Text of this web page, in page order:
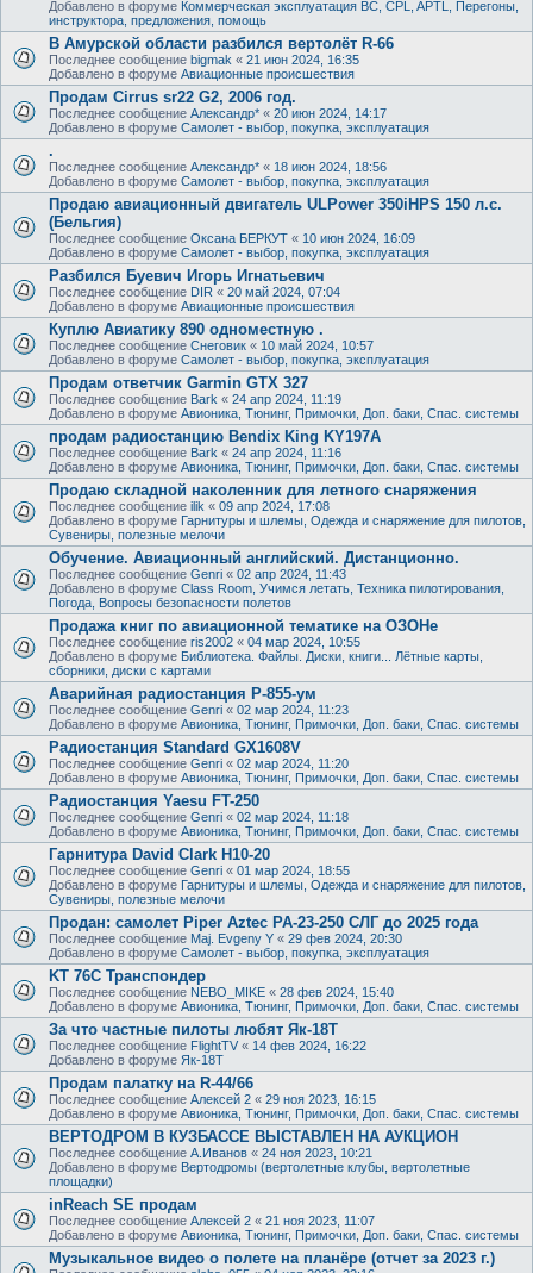
Добавлено в форуме Коммерческая эксплуатация ВС, CPL, APTL, Перегоны,
инструктора, предложения, помощь
В Амурской области разбился вертолёт R-66
Последнее сообщение bigmak « 21 июн 2024, 16:35
Добавлено в форуме Авиационные происшествия
Продам Cirrus sr22 G2, 2006 год.
Последнее сообщение Александр* « 20 июн 2024, 14:17
Добавлено в форуме Самолет - выбор, покупка, эксплуатация
.
Последнее сообщение Александр* « 18 июн 2024, 18:56
Добавлено в форуме Самолет - выбор, покупка, эксплуатация
Продаю авиационный двигатель ULPower 350iHPS 150 л.с.
(Бельгия)
Последнее сообщение Оксана БЕРКУТ « 10 июн 2024, 16:09
Добавлено в форуме Самолет - выбор, покупка, эксплуатация
Разбился Буевич Игорь Игнатьевич
Последнее сообщение DIR « 20 май 2024, 07:04
Добавлено в форуме Авиационные происшествия
Куплю Авиатику 890 одноместную .
Последнее сообщение Снеговик « 10 май 2024, 10:57
Добавлено в форуме Самолет - выбор, покупка, эксплуатация
Продам ответчик Garmin GTX 327
Последнее сообщение Bark « 24 апр 2024, 11:19
Добавлено в форуме Авионика, Тюнинг, Примочки, Доп. баки, Спас. системы
продам радиостанцию Bendix King KY197A
Последнее сообщение Bark « 24 апр 2024, 11:16
Добавлено в форуме Авионика, Тюнинг, Примочки, Доп. баки, Спас. системы
Продаю складной наколенник для летного снаряжения
Последнее сообщение ilik « 09 апр 2024, 17:08
Добавлено в форуме Гарнитуры и шлемы, Одежда и снаряжение для пилотов,
Сувениры, полезные мелочи
Обучение. Авиационный английский. Дистанционно.
Последнее сообщение Genri « 02 апр 2024, 11:43
Добавлено в форуме Class Room, Учимся летать, Техника пилотирования,
Погода, Вопросы безопасности полетов
Продажа книг по авиационной тематике на ОЗОНе
Последнее сообщение ris2002 « 04 мар 2024, 10:55
Добавлено в форуме Библиотека. Файлы. Диски, книги... Лётные карты,
сборники, диски с картами
Аварийная радиостанция Р-855-ум
Последнее сообщение Genri « 02 мар 2024, 11:23
Добавлено в форуме Авионика, Тюнинг, Примочки, Доп. баки, Спас. системы
Радиостанция Standard GX1608V
Последнее сообщение Genri « 02 мар 2024, 11:20
Добавлено в форуме Авионика, Тюнинг, Примочки, Доп. баки, Спас. системы
Радиостанция Yaesu FT-250
Последнее сообщение Genri « 02 мар 2024, 11:18
Добавлено в форуме Авионика, Тюнинг, Примочки, Доп. баки, Спас. системы
Гарнитура David Clark H10-20
Последнее сообщение Genri « 01 мар 2024, 18:55
Добавлено в форуме Гарнитуры и шлемы, Одежда и снаряжение для пилотов,
Сувениры, полезные мелочи
Продан: самолет Piper Aztec PA-23-250 СЛГ до 2025 года
Последнее сообщение Maj. Evgeny Y « 29 фев 2024, 20:30
Добавлено в форуме Самолет - выбор, покупка, эксплуатация
KT 76C Транспондер
Последнее сообщение NEBO_MIKE « 28 фев 2024, 15:40
Добавлено в форуме Авионика, Тюнинг, Примочки, Доп. баки, Спас. системы
За что частные пилоты любят Як-18Т
Последнее сообщение FlightTV « 14 фев 2024, 16:22
Добавлено в форуме Як-18Т
Продам палатку на R-44/66
Последнее сообщение Алексей 2 « 29 ноя 2023, 16:15
Добавлено в форуме Авионика, Тюнинг, Примочки, Доп. баки, Спас. системы
ВЕРТОДРОМ В КУЗБАССЕ ВЫСТАВЛЕН НА АУКЦИОН
Последнее сообщение А.Иванов « 24 ноя 2023, 10:21
Добавлено в форуме Вертодромы (вертолетные клубы, вертолетные
площадки)
inReach SE продам
Последнее сообщение Алексей 2 « 21 ноя 2023, 11:07
Добавлено в форуме Авионика, Тюнинг, Примочки, Доп. баки, Спас. системы
Музыкальное видео о полете на планёре (отчет за 2023 г.)